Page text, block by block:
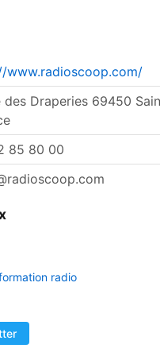
www.radioscoop.com/
des Draperies 69450
85 80 00
radio